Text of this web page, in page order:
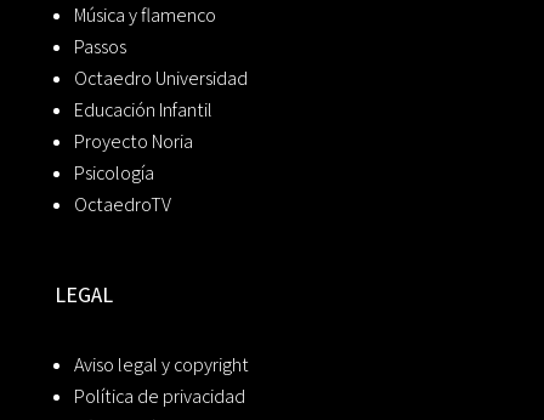
Música y flamenco
Passos
Octaedro Universidad
Educación Infantil
Proyecto Noria
Psicología
OctaedroTV
LEGAL
Aviso legal y copyright
Política de privacidad